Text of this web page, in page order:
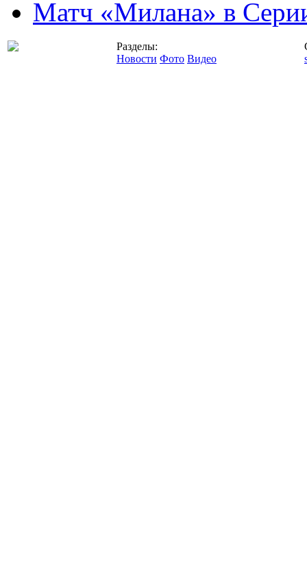
Матч «Милана» в
Разделы:
Новости Фото Видео